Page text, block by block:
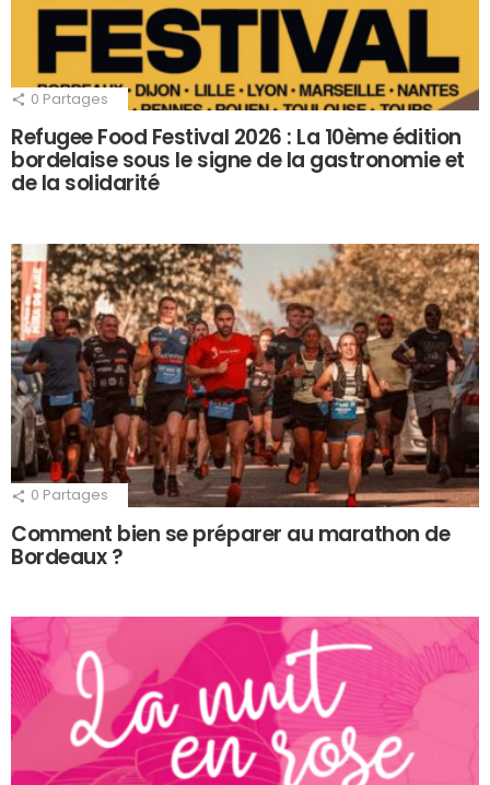
0 Partages
Refugee Food Festival 2026 : La 10ème édition
bordelaise sous le signe de la gastronomie et
de la solidarité
0 Partages
Comment bien se préparer au marathon de
Bordeaux ?